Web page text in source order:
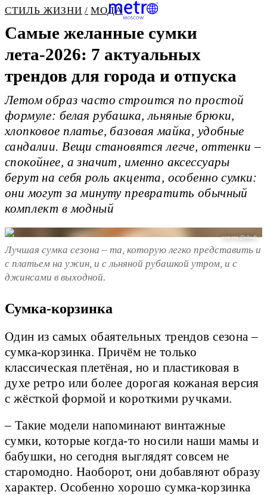
СТИЛЬ ЖИЗНИ МОДА
Самые желанные сумки
лета-2026: 7 актуальных
трендов для города и отпуска
Летом образ часто строится по простой
формуле: белая рубашка, льняные брюки,
хлопковое платье, базовая майка, удобные
сандалии. Вещи становятся легче, оттенки –
спокойнее, а значит, именно аксессуары
берут на себя роль акцента, особенно сумки:
они могут за минуту превратить обычный
комплект в модный
соцсети @juliesfi
Лучшая сумка сезона – та, которую легко представить и
с платьем на ужин, и с льняной рубашкой утром, и с
джинсами в выходной.
Сумка-корзинка
Один из самых обаятельных трендов сезона –
сумка-корзинка. Причём не только
классическая плетёная, но и пластиковая в
духе ретро или более дорогая кожаная версия
с жёсткой формой и короткими ручками.
– Такие модели напоминают винтажные
сумки, которые когда-то носили наши мамы и
бабушки, но сегодня выглядят совсем не
старомодно. Наоборот, они добавляют образу
характер. Особенно хорошо сумка-корзинка